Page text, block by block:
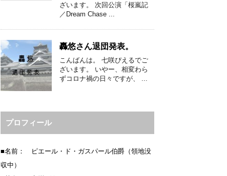
ざいます。 次回公演「桜嵐記
／Dream Chase ...
轟悠さん退団発表。
こんばんは。 七咲ぴえるでご
ざいます。 いやー、相変わら
ずコロナ禍の日々ですが、 ...
プロフィール
■名前： ピエール・ド・ガスパール伯爵（領地没
収中）